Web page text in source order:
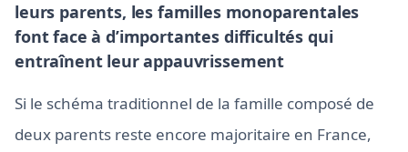
leurs parents, les familles monoparentales
font face à d’importantes difficultés qui
entraînent leur appauvrissement
Si le schéma traditionnel de la famille composé de
deux parents reste encore majoritaire en France,